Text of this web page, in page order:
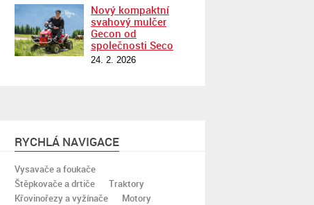
Nový kompaktní
svahový mulčer
Gecon od
společnosti Seco
24. 2. 2026
RYCHLÁ NAVIGACE
Vysavače a foukače
Štěpkovače a drtiče
Traktory
Křovinořezy a vyžínače
Motory